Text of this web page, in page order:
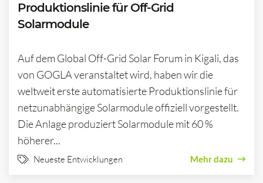
Produktionslinie für Off-Grid
Solarmodule
Auf dem Global Off-Grid Solar Forum in Kigali, das
von GOGLA veranstaltet wird, haben wir die
weltweit erste automatisierte Produktionslinie für
netzunabhängige Solarmodule offiziell vorgestellt.
Die Anlage produziert Solarmodule mit 60 %
höherer...
Neueste Entwicklungen Mehr dazu